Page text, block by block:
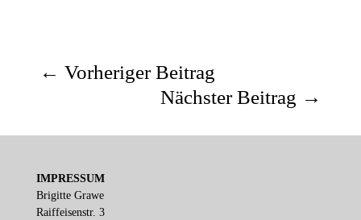
← Vorheriger Beitrag
Nächster Beitrag →
IMPRESSUM
Brigitte Grawe
Raiffeisenstr. 3